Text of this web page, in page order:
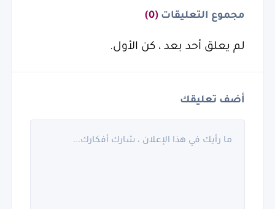
مجموع التعليقات (0)
لم يعلق أحد بعد ، كن الأول.
أضف تعليقك